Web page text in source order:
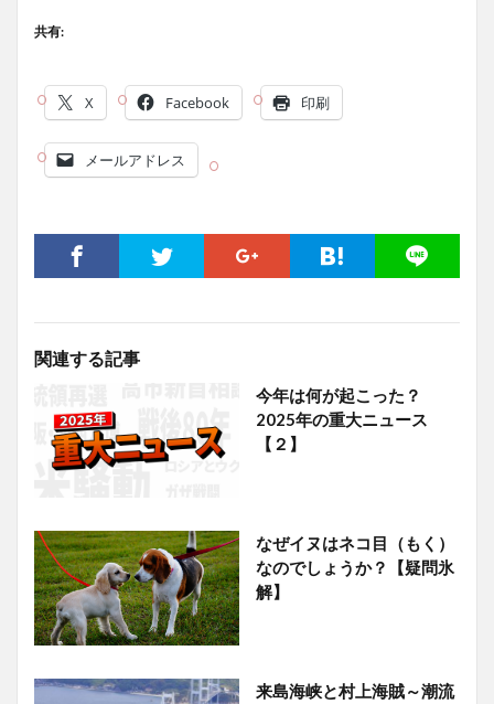
共有:
X Facebook 印刷
メールアドレス
関連する記事
今年は何が起こった？
2025年の重大ニュース
【２】
なぜイヌはネコ目（もく）
なのでしょうか？【疑問氷
解】
来島海峡と村上海賊～潮流